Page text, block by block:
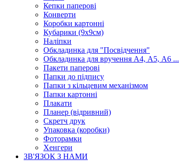
Кепки паперові
Конверти
Коробки картонні
Кубарики (9х9см)
Наліпки
Обкладинка для "Посвідчення"
Обкладинка для вручення А4, А5, А6 ...
Пакети паперові
Папки до підпису
Папки з кільцевим механізмом
Папки картонні
Плакати
Планер (відривний)
Скретч друк
Упаковка (коробки)
Фоторамки
Хенгери
ЗВ'ЯЗОК З НАМИ